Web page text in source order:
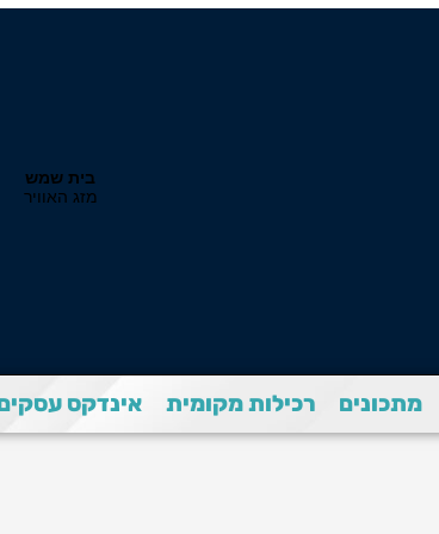
מתכונים רכילות מקומית אינדקס